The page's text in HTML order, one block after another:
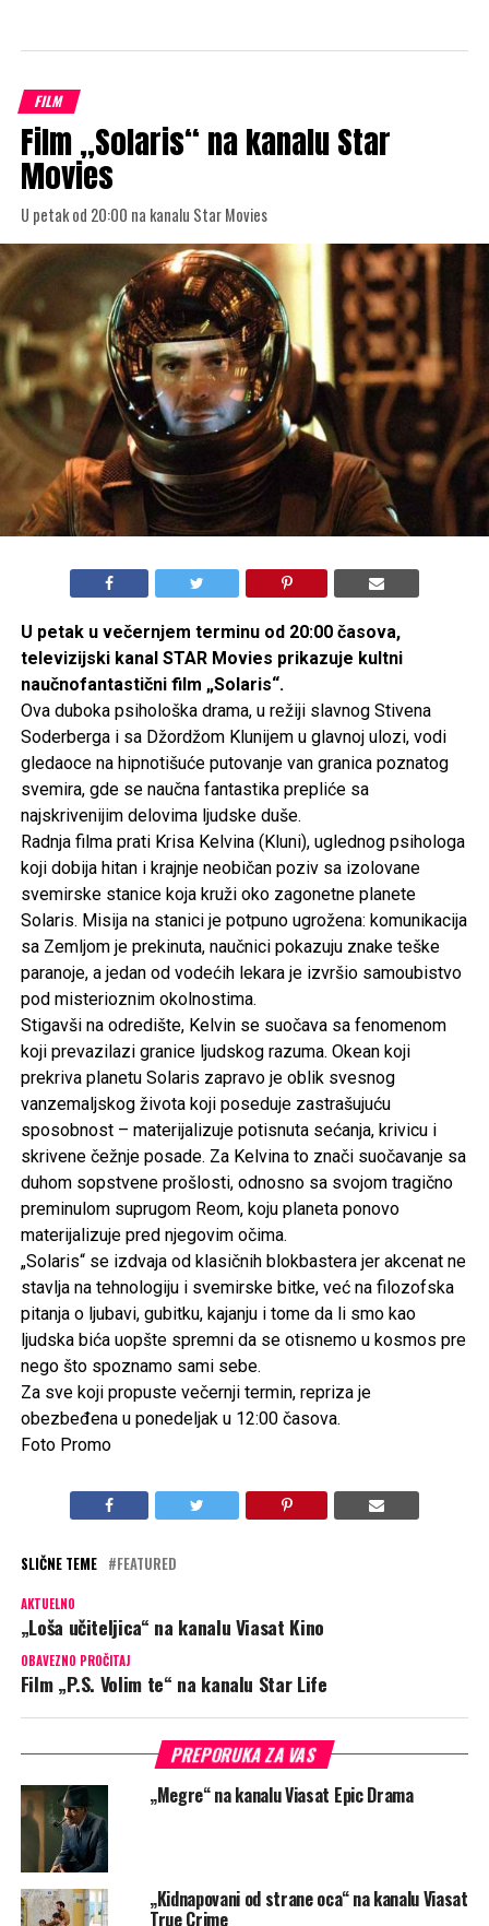
FILM
Film „Solaris“ na kanalu Star
Movies
U petak od 20:00 na kanalu Star Movies
U petak u večernjem terminu od 20:00 časova,
televizijski kanal STAR Movies prikazuje kultni
naučnofantastični film „Solaris“.
Ova duboka psihološka drama, u režiji slavnog Stivena
Soderberga i sa Džordžom Klunijem u glavnoj ulozi, vodi
gledaoce na hipnotišuće putovanje van granica poznatog
svemira, gde se naučna fantastika prepliće sa
najskrivenijim delovima ljudske duše.
Radnja filma prati Krisa Kelvina (Kluni), uglednog psihologa
koji dobija hitan i krajnje neobičan poziv sa izolovane
svemirske stanice koja kruži oko zagonetne planete
Solaris. Misija na stanici je potpuno ugrožena: komunikacija
sa Zemljom je prekinuta, naučnici pokazuju znake teške
paranoje, a jedan od vodećih lekara je izvršio samoubistvo
pod misterioznim okolnostima.
Stigavši na odredište, Kelvin se suočava sa fenomenom
koji prevazilazi granice ljudskog razuma. Okean koji
prekriva planetu Solaris zapravo je oblik svesnog
vanzemaljskog života koji poseduje zastrašujuću
sposobnost – materijalizuje potisnuta sećanja, krivicu i
skrivene čežnje posade. Za Kelvina to znači suočavanje sa
duhom sopstvene prošlosti, odnosno sa svojom tragično
preminulom suprugom Reom, koju planeta ponovo
materijalizuje pred njegovim očima.
„Solaris“ se izdvaja od klasičnih blokbastera jer akcenat ne
stavlja na tehnologiju i svemirske bitke, već na filozofska
pitanja o ljubavi, gubitku, kajanju i tome da li smo kao
ljudska bića uopšte spremni da se otisnemo u kosmos pre
nego što spoznamo sami sebe.
Za sve koji propuste večernji termin, repriza je
obezbeđena u ponedeljak u 12:00 časova.
Foto Promo
SLIČNE TEME FEATURED
AKTUELNO
„Loša učiteljica“ na kanalu Viasat Kino
OBAVEZNO PROČITAJ
Film „P.S. Volim te“ na kanalu Star Life
PREPORUKA ZA VAS
„Megre“ na kanalu Viasat Epic Drama
„Kidnapovani od strane oca“ na kanalu Viasat
True Crime